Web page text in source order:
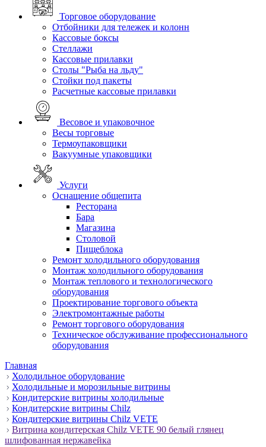
Торговое оборудование
Отбойники для тележек и колонн
Кассовые боксы
Стеллажи
Кассовые прилавки
Столы "Рыба на льду"
Стойки под пакеты
Расчетные кассовые прилавки
Весовое и упаковочное
Весы торговые
Термоупаковщики
Вакуумные упаковщики
Услуги
Оснащение общепита
Ресторана
Бара
Магазина
Столовой
Пищеблока
Ремонт холодильного оборудования
Монтаж холодильного оборудования
Монтаж теплового и технологического
оборудования
Проектирование торгового объекта
Электромонтажные работы
Ремонт торгового оборудования
Техническое обслуживание профессионального
оборудования
Главная
Холодильное оборудование
Холодильные и морозильные витрины
Кондитерские витрины холодильные
Кондитерские витрины Сhilz
Кондитерские витрины Сhilz VETE
Витрина кондитерская Chilz VETE 90 белый глянец
шлифованная нержавейка